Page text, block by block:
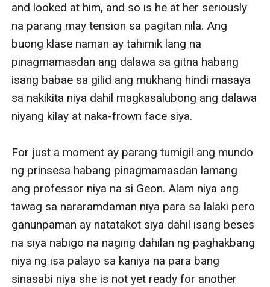
and looked at him, and so is he at her seriously
na parang may tension sa pagitan nila. Ang
buong klase naman ay tahimik lang na
pinagmamasdan ang dalawa sa gitna habang
isang babae sa gilid ang mukhang hindi masaya
sa nakikita niya dahil magkasalubong ang dalawa
niyang kilay at naka-frown face siya.
For just a moment ay parang tumigil ang mundo
ng prinsesa habang pinagmamasdan lamang
ang professor niya na si Geon. Alam niya ang
tawag sa nararamdaman niya para sa lalaki pero
ganunpaman ay natatakot siya dahil isang beses
na siya nabigo na naging dahilan ng paghakbang
niya ng isa palayo sa kaniya na para bang
sinasabi niya she is not yet ready for another